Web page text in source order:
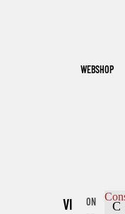
WEBSHOP
VI
ON
C